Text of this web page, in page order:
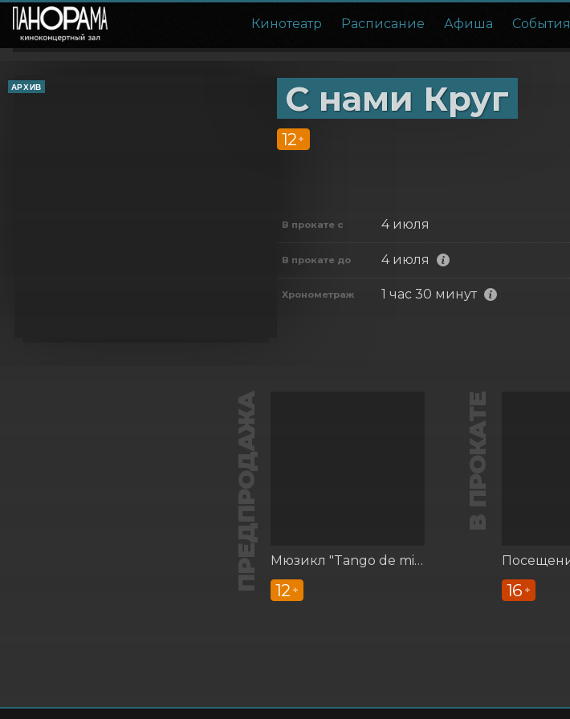
Кинотеатр Расписание Афиша События
АРХИВ С нами Круг
12 +
В прокате с 4 июля
В прокате до 4 июля
Хронометраж 1 час 30 минут
ПРЕДПРОДАЖА Мюзикл "Tango de mi Vida/Танго - моя жизнь"
12 +
В ПРОКАТЕ
16 +